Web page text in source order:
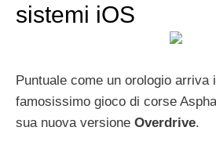
sistemi iOS
Puntuale come un orologio arriva
famosissimo gioco di corse
sua nuova versione Overdrive.